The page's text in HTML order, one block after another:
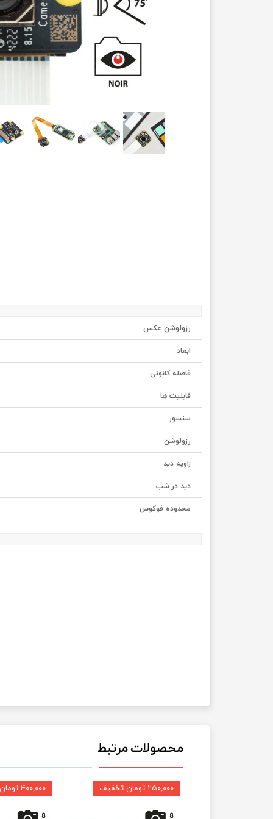
رزولوشن عکس
ابعاد
فاصله کانونی
قابلیت ها
سنسور
رزولوشن
زاویه دید
دید در شب
محدوده فوکوس
محصولات مرتبط
۴۰۰,۰۰۰ تومان تخفیف ۲۵۰,۰۰۰ تومان تخفیف